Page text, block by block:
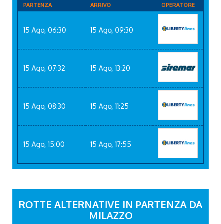
PARTENZA ARRIVO OPERATORE
15 Ago, 06:30 15 Ago, 09:30
15 Ago, 07:32 15 Ago, 13:20
15 Ago, 08:30 15 Ago, 11:25
15 Ago, 15:00 15 Ago, 17:55
ROTTE ALTERNATIVE IN PARTENZA DA
MILAZZO